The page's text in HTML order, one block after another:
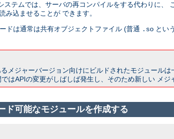
ステムでは、サーバの再コンパイルをする代わりに、
み込ませることが できます。
ドは通常は共有オブジェクトファイル (普通 .so とい
メジャーバージョン向けにビルドされたモジュール
はAPIの変更がしばしば発生し、そのため新しい メ
ド可能なモジュールを作成する